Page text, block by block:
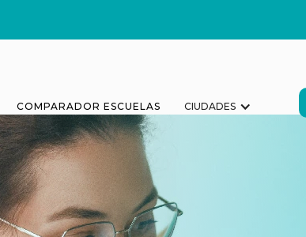
COMPARADOR ESCUELAS CIUDADES